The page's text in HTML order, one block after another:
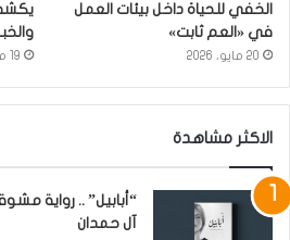
الخفي للحياة داخل بيئات العمل
في «العم ثابت»
20 مايو، 2026 19 مايو، 2026
الاكثر مشاهدة
“أبابيل” .. رواية
آل حمدان